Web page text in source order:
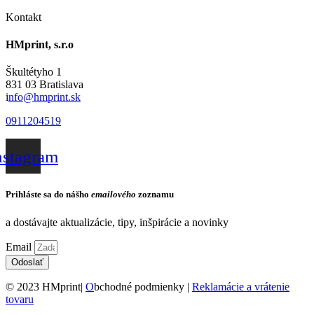
Kontakt
HMprint, s.r.o
Škultétyho 1
831 03 Bratislava
info@hmprint.sk
0911204519
Prihláste sa do nášho emailového zoznamu
a dostávajte aktualizácie, tipy, inšpirácie a novinky
Email
Odoslať
© 2023 HMprint| Obchodné podmienky | Reklamácie a vrátenie
tovaru